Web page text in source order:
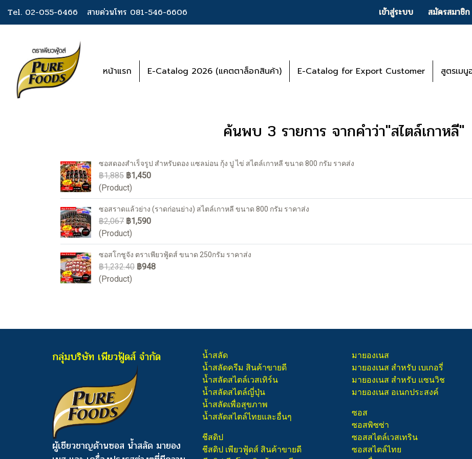
Tel. 02-055-6466 สายด่วนโทร 081-546-6606 เข้าสู่ระบบ สมัครสมาชิก
หน้าแรก E-Catalog 2026 (แคตตาล็อกสินค้า) E-Catalog for Export Customer สูตรเมนู
ค้นพบ 3 รายการ จากคำว่า"สไตล์เกาหลี"
ซอสดองสำเร็จรูป สำหรับดอง แซลม่อน กุ้ง ปู ไข่ สไตล์เกาหลี ขนาด 800 กรัม ราคส่ง
฿1,885 ฿1,450
(Product)
ซอสราดแล้วย่าง (ราดก่อนย่าง) สไตล์เกาหลี ขนาด 800 กรัม ราคาส่ง
฿2,067 ฿1,590
(Product)
ซอสโกชูจัง ตราเพียวฟู้ดส์ ขนาด 250กรัม ราคาส่ง
฿1,232.40 ฿948
(Product)
กลุ่มบริษัท เพียวฟู้ดส์ จำกัด
ผู้เชียวชาญด้านซอส น้ำสลัด มายอง
น้ำสลัด
น้ำสลัดครีม สินค้าขายดี
น้ำสลัดสไตล์เวสเทิร์น
น้ำสลัดสไตล์ญี่ปุ่น
น้ำสลัดเพื่อสุขภาพ
น้ำสลัดสไตล์ไทยและอื่นๆ
ชีสดิป
ชีสดิป เพียวฟู้ดส์ สินค้าขายดี
มายองเนส
มายองเนส สำหรับ เบเกอรี่
มายองเนส สำหรับ แซนวิช
มายองเนส อเนกประสงค์
ซอส
ซอสพิซซ่า
ซอสสไตล์เวสเทริน
ซอสสไตล์ไทย